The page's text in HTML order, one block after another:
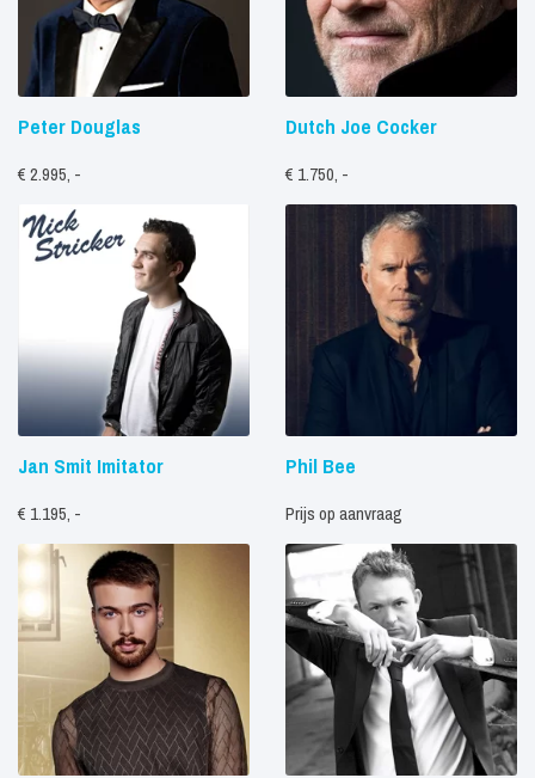
Peter Douglas
€ 2.995, -
Dutch Joe Cocker
€ 1.750, -
Jan Smit Imitator
€ 1.195, -
Phil Bee
Prijs op aanvraag